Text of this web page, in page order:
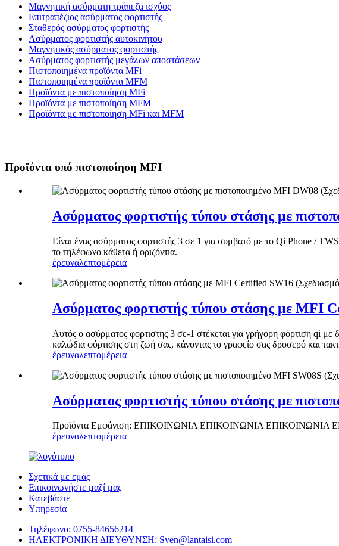
Μαγνητική ασύρματη τράπεζα ισχύος
Επιτραπέζιος ασύρματος φορτιστής
Σταθερός ασύρματος φορτιστής
Ασύρματος φορτιστής αυτοκινήτου
Μαγνητικός ασύρματος φορτιστής
Ασύρματος φορτιστής μεγάλων αποστάσεων
Πιστοποιημένα προϊόντα MFi
Πιστοποιημένα προϊόντα MFM
Προϊόντα με πιστοποίηση MFi
Προϊόντα με πιστοποίηση MFM
Προϊόντα με πιστοποίηση MFi και MFM
Προϊόντα υπό πιστοποίηση MFI
Ασύρματος φορτιστής τύπου στάσης με
Είναι ένας ασύρματος φορτιστής 3 σε 1 για συμβατό με το Qi Phone /
το τηλέφωνο κάθετα ή οριζόντια.
έρευναλεπτομέρεια
Ασύρματος φορτιστής τύπου στάσης με MFI
Αυτός ο ασύρματος φορτιστής 3 σε-1 στέκεται για γρήγορη φόρτιση qi με
καλώδια φόρτισης στη ζωή σας, κάνοντας το γραφείο σας δροσερό και
έρευναλεπτομέρεια
Ασύρματος φορτιστής τύπου στάσης με
Προϊόντα Εμφάνιση: ΕΠΙΚΟΙΝΩΝΙΑ ΕΠΙΚΟΙΝΩΝΙΑ
έρευναλεπτομέρεια
Σχετικά με εμάς
Επικοινωνήστε μαζί μας
Κατεβάστε
Υπηρεσία
Τηλέφωνο: 0755-84656214
ΗΛΕΚΤΡΟΝΙΚΗ ΔΙΕΥΘΥΝΣΗ: Sven@lantaisi.com